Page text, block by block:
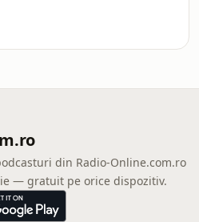
din Radio-Online.com.ro
— gratuit pe orice dispozitiv.